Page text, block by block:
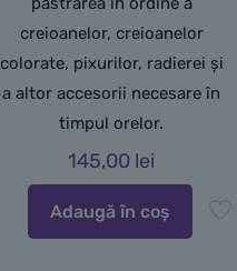
creioanelor, creioanelor
colorate, pixurilor, radierei și
a altor accesorii necesare în
timpul orelor.
145,00 lei
Adaugă în coș